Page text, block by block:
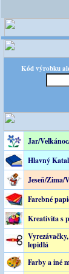
Kód výrobku
Jar/
Hlavný
Jeseň/Zima/
Farebné
Kreativita s
lepidlá
Farby a iné
- Kvalita